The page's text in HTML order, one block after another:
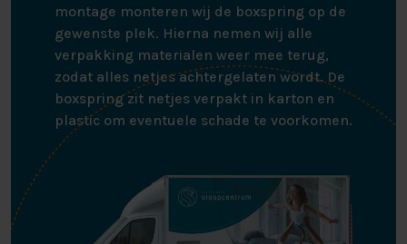
montage monteren wij de boxspring op de
gewenste plek. Hierna nemen wij alle
verpakking materialen weer mee terug,
zodat alles netjes achtergelaten wordt. De
boxspring zit netjes verpakt in karton en
plastic om eventuele schade te voorkomen.